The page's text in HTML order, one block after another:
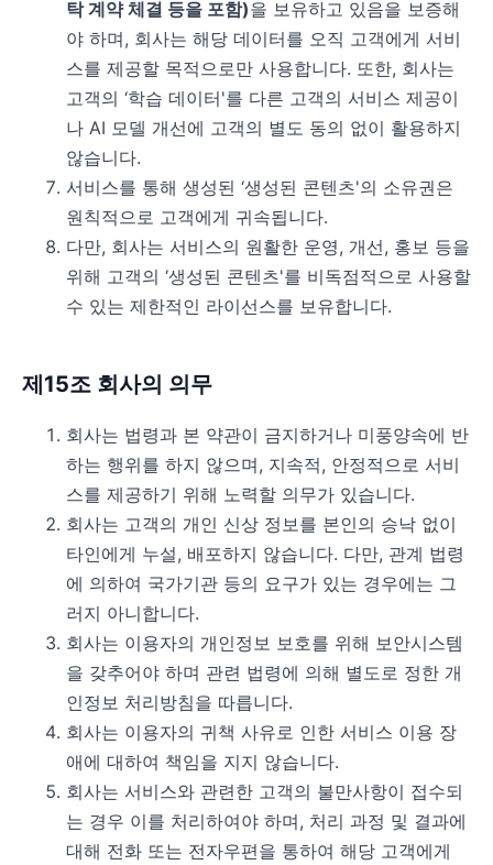
탁 계약 체결 등을 포함)을 보유하고 있음을 보증해
야 하며, 회사는 해당 데이터를 오직 고객에게 서비
스를 제공할 목적으로만 사용합니다. 또한, 회사는
고객의 ‘학습 데이터'를 다른 고객의 서비스 제공이
나 AI 모델 개선에 고객의 별도 동의 없이 활용하지
않습니다.
서비스를 통해 생성된 ‘생성된 콘텐츠'의 소유권은
원칙적으로 고객에게 귀속됩니다.
다만, 회사는 서비스의 원활한 운영, 개선, 홍보 등을
위해 고객의 ‘생성된 콘텐츠'를 비독점적으로 사용할
수 있는 제한적인 라이선스를 보유합니다.
제15조 회사의 의무
회사는 법령과 본 약관이 금지하거나 미풍양속에 반
하는 행위를 하지 않으며, 지속적, 안정적으로 서비
스를 제공하기 위해 노력할 의무가 있습니다.
회사는 고객의 개인 신상 정보를 본인의 승낙 없이
타인에게 누설, 배포하지 않습니다. 다만, 관계 법령
에 의하여 국가기관 등의 요구가 있는 경우에는 그
러지 아니합니다.
회사는 이용자의 개인정보 보호를 위해 보안시스템
을 갖추어야 하며 관련 법령에 의해 별도로 정한 개
인정보 처리방침을 따릅니다.
회사는 이용자의 귀책 사유로 인한 서비스 이용 장
애에 대하여 책임을 지지 않습니다.
회사는 서비스와 관련한 고객의 불만사항이 접수되
는 경우 이를 처리하여야 하며, 처리 과정 및 결과에
대해 전화 또는 전자우편을 통하여 해당 고객에게